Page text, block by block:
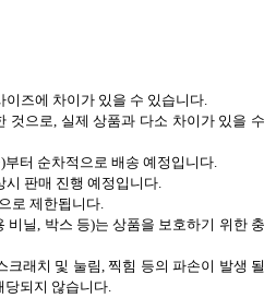
이즈에 차이가 있을 수 있습니다.
것으로, 실제 상품과 다소 차이가 있을 수
)부터 순차적으로 배송 예정입니다.
시 판매 진행 예정입니다.
로 제한됩니다.
비닐, 박스 등)는 상품을 보호하기 위한 충
크래치 및 눌림, 찍힘 등의 파손이 발생 될
당되지 않습니다.